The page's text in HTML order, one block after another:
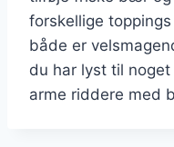
forskellige
både er
du har lyst til
arme riddere med